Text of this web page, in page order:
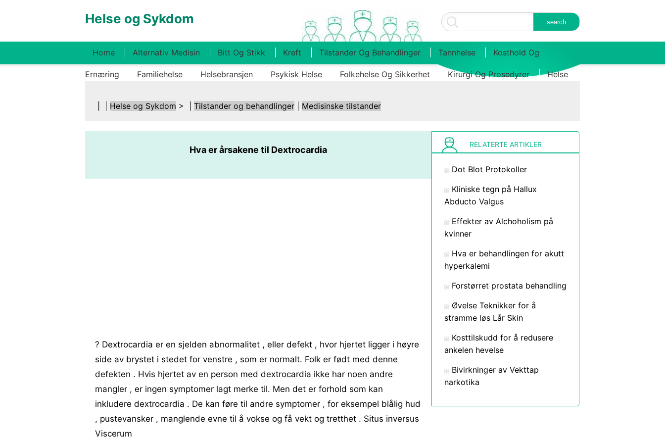
Helse og Sykdom
Home Alternativ Medisin Bitt Og Stikk Kreft Tilstander Og Behandlinger Tannhelse Kosthold Og
Ernæring Familiehelse Helsebransjen Psykisk Helse Folkehelse Og Sikkerhet Kirurgi Og Prosedyrer Helse
Helse og Sykdom > | Tilstander og behandlinger Medisinske tilstander
Hva er årsakene til Dextrocardia
? Dextrocardia er en sjelden abnormalitet , eller defekt , hvor hjertet ligger i høyre
side av brystet i stedet for venstre , som er normalt. Folk er født med denne
defekten . Hvis hjertet av en person med dextrocardia ikke har noen andre
mangler , er ingen symptomer lagt merke til. Men det er forhold som kan
inkludere dextrocardia . De kan føre til andre symptomer , for eksempel blålig hud
, pustevansker , manglende evne til å vokse og få vekt og tretthet . Situs inversus
Viscerum
RELATERTE ARTIKLER
Dot Blot Protokoller
Kliniske tegn på Hallux
Abducto Valgus
Effekter av Alchoholism på
kvinner
Hva er behandlingen for akutt
hyperkalemi
Forstørret prostata behandling
Øvelse Teknikker for å
stramme løs Lår Skin
Kosttilskudd for å redusere
ankelen hevelse
Bivirkninger av Vekttap
narkotika